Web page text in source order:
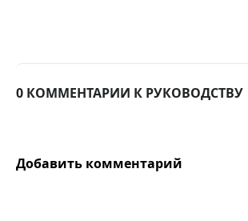
0 КОММЕНТАРИИ К РУКОВОДСТВУ
Добавить комментарий